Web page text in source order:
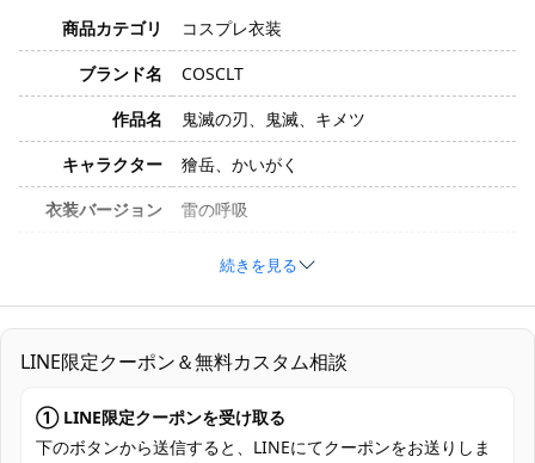
商品カテゴリ
コスプレ衣装
ブランド名
COSCLT
作品名
鬼滅の刃、鬼滅、キメツ
キャラクター
獪岳、かいがく
衣装バージョン
雷の呼吸
S、 M、 L、 XL
セット内容
り、手首飾り、包帯
発送予定
加工時間：7～15営業日、配送時間：5～7
営業日（土・日・祝日を除く）
続きを見る
LINE限定クーポン＆無料カスタム相談
① LINE限定クーポンを受け取る
下のボタンから送信すると、LINEにてクーポンをお送りしま